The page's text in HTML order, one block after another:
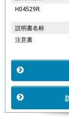
H04529R
説明書名称
注意書